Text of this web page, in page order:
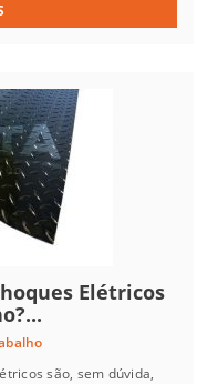
Elétricos
são, sem dúvida,